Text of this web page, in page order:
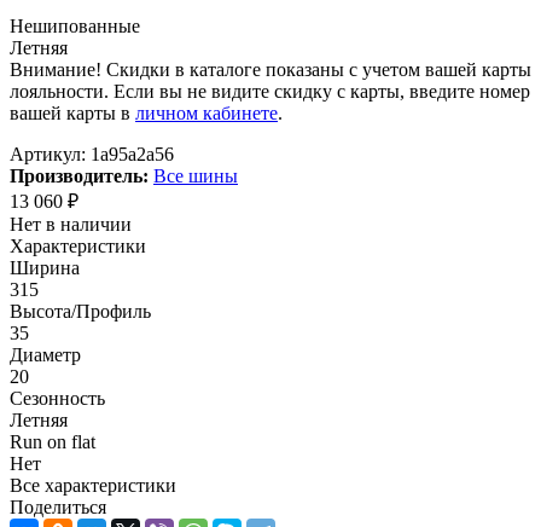
Нешипованные
Летняя
Внимание! Скидки в каталоге показаны с учетом вашей карты
лояльности. Если вы не видите скидку с карты, введите номер
вашей карты в личном кабинете.
Артикул: 1a95a2a56
Производитель: Все шины
13 060 ₽
Нет в наличии
Характеристики
Ширина
315
Высота/Профиль
35
Диаметр
20
Сезонность
Летняя
Run on flat
Нет
Все характеристики
Поделиться